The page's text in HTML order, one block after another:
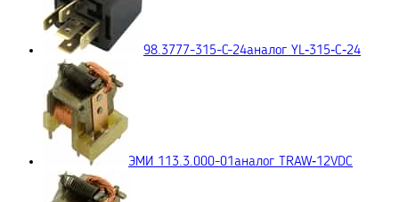
98.3777-315-C-24аналог YL‑315‑C‑24
ЭМИ 113.3.000-01аналог TRAW‑12VDC